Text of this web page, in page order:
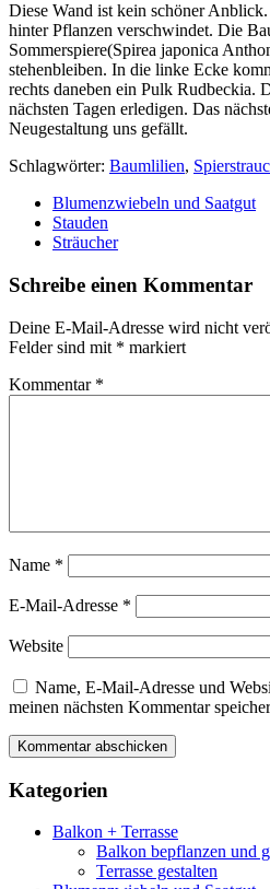
Diese Wand ist kein schöner
hinter Pflanzen verschwindet. Die
Sommerspiere(Spirea japonica
stehenbleiben. In die linke Ecke
rechts daneben ein Pulk Rudbeckia.
nächsten Tagen erledigen. Das
Neugestaltung uns gefällt.
Schlagwörter: Baumlilien,
Blumenzwiebeln und Saatgut
Stauden
Sträucher
Schreibe einen Kommentar
Deine E-Mail-Adresse wird nicht
Felder sind mit * markiert
Kommentar *
Name *
E-Mail-Adresse *
Website
Name, E-Mail-Adresse und
meinen nächsten Kommentar
Kategorien
Balkon + Terrasse
Balkon bepflanzen und
Terrasse gestalten